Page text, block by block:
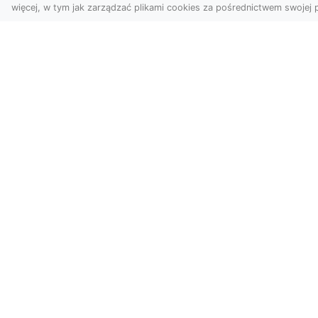
Nowoczesne ujęcia z lotu
więcej, w tym jak zarządzać plikami cookies za pośrednictwem swojej